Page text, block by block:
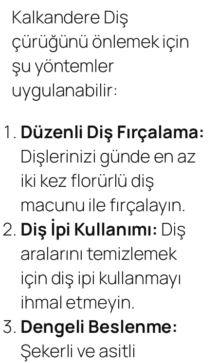
Kalkandere Diş
çürüğünü önlemek için
şu yöntemler
uygulanabilir:
Düzenli Diş Fırçalama:
Dişlerinizi günde en az
iki kez florürlü diş
macunu ile fırçalayın.
Diş İpi Kullanımı: Diş
aralarını temizlemek
için diş ipi kullanmayı
ihmal etmeyin.
Dengeli Beslenme:
Şekerli ve asitli